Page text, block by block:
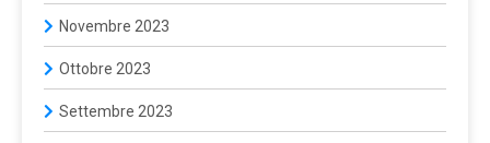
Novembre 2023
Ottobre 2023
Settembre 2023